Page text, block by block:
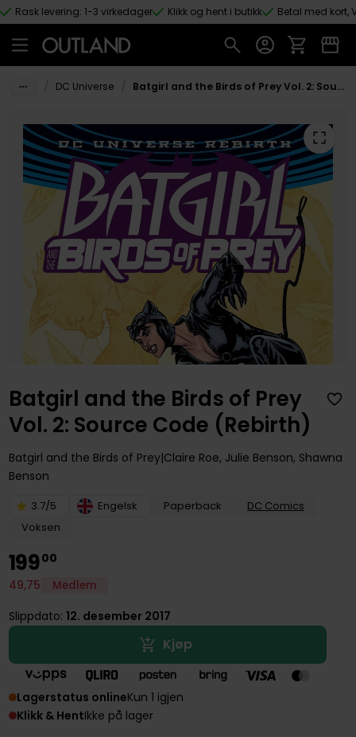
Hopp til hovedinnhold
Rask levering: 1-3 virkedager Klikk og hent i butikk Betal med kort,
DC Universe Batgirl and the Birds of Prey Vol. 2: Source Code (Rebirth)
Batgirl and the Birds of Prey
Vol. 2: Source Code (Rebirth)
Batgirl and the Birds of Prey Claire Roe, Julie Benson, Shawna
Benson
3.7/5 Engelsk Paperback
DC Comics
Voksen
19900
49,75 Medlem
Slippdato: 12. desember 2017
Kjøp
Lagerstatus onlineKun 1 igjen
Klikk & HentIkke på lager